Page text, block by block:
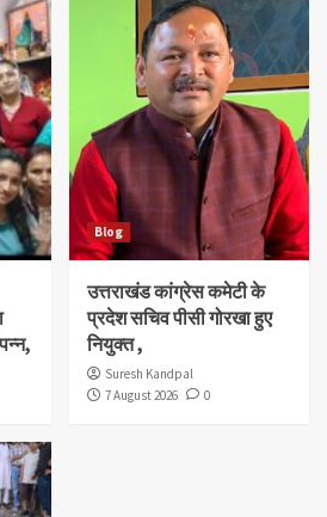
Blog
उत्तराखंड कांग्रेस कमेटी के
प्रदेश सचिव पीसी गोरखा हुए
नियुक्त ,
Suresh Kandpal
7 August 2026
0